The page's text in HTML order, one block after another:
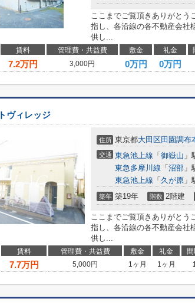
ここまでご覧頂きありがとう
指し、各沿線の各不動産会社
供し...
賃料 管理費・共益費 敷金 礼金
7.2万円 3,000円 0万円 0万円
ヴィレッジ
住所 東京都大田区田園調布
交通 東急池上線 「 御嶽山 」
東急多摩川線 「 沼部 」
東急池上線 「 久が原 」
築年 築19年 階数 2階建
ここまでご覧頂きありがとう
指し、各沿線の各不動産会社
供し...
賃料 管理費・共益費 敷金 礼金 間
7.7万円 5,000円 1ヶ月 1ヶ月